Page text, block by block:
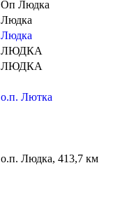
Оп Людка
Людка
Людка
ЛЮДКА
ЛЮДКА
о.п. Лютка
о.п. Людка, 413,7 км